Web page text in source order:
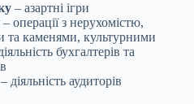
– азартні ігри
– операції з нерухомістю,
та каменями, культурними
бухгалтерів та
– діяльність аудиторів